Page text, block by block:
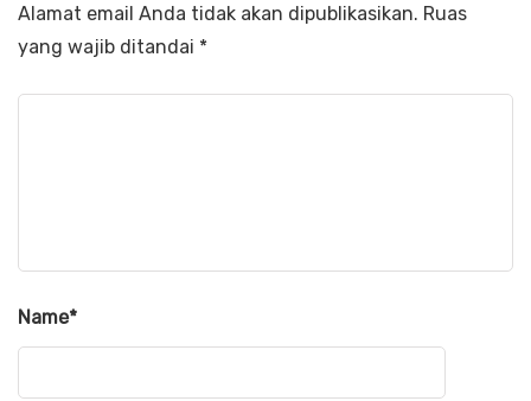
Alamat email Anda tidak akan dipublikasikan. Ruas
yang wajib ditandai *
Name*